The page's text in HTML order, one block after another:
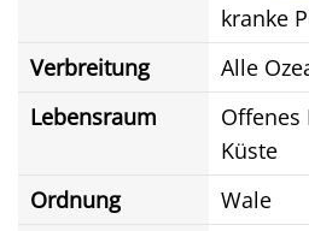
kranke
Verbreitung
Alle
Lebensraum
Offenes
Küste
Ordnung
Wale